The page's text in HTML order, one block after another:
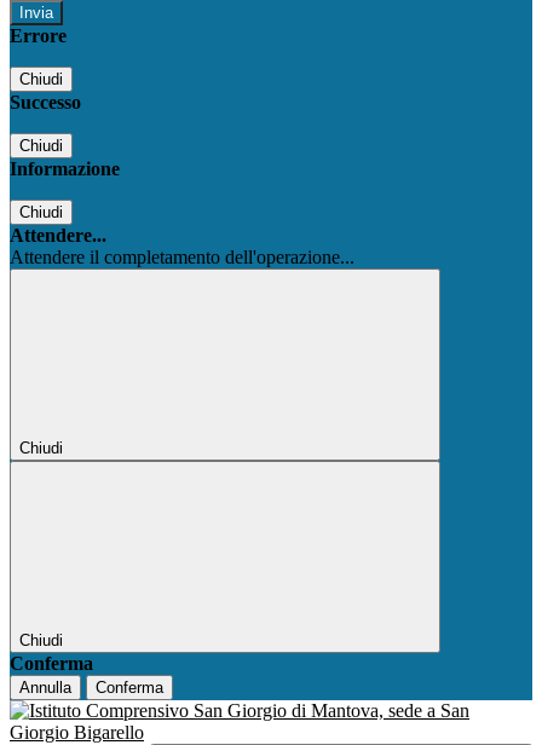
Errore
Chiudi
Successo
Chiudi
Informazione
Chiudi
Attendere...
Attendere il completamento dell'operazione...
Chiudi
Chiudi
Conferma
Annulla Conferma